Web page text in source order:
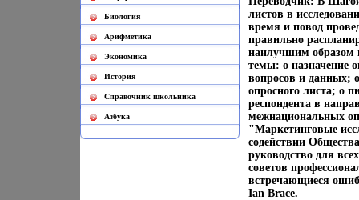
Биология
Арифметика
Экономика
История
Cправочник школьника
Азбука
листов в
время и повод
правильно
наилучшим образом
темы: o назначение
вопросов и данных;
опросного листа; o
респондента в
межнациональных
"Маркетинговые
содействии
руководство для
советов
встречающиеся
Ian Brace.